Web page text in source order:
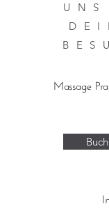
UNS
Massage